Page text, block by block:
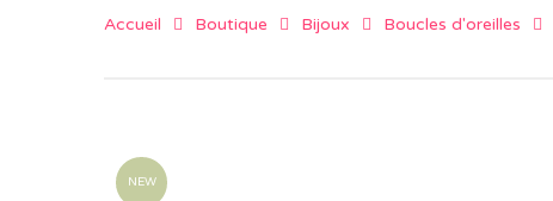
Accueil Boutique Bijoux Boucles d'oreilles
NEW